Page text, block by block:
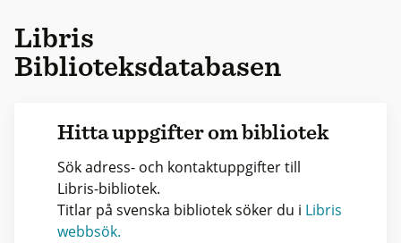
Libris
Biblioteksdatabasen
Hitta uppgifter om bibliotek
Sök adress- och kontaktuppgifter till
Libris-bibliotek.
Titlar på svenska bibliotek söker du i Libris
webbsök.